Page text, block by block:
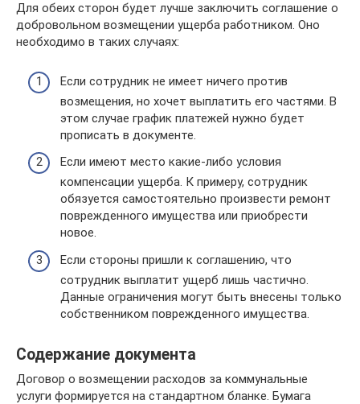
Для обеих сторон будет лучше заключить соглашение о
добровольном возмещении ущерба работником. Оно
необходимо в таких случаях:
Если сотрудник не имеет ничего против
возмещения, но хочет выплатить его частями. В
этом случае график платежей нужно будет
прописать в документе.
Если имеют место какие-либо условия
компенсации ущерба. К примеру, сотрудник
обязуется самостоятельно произвести ремонт
поврежденного имущества или приобрести
новое.
Если стороны пришли к соглашению, что
сотрудник выплатит ущерб лишь частично.
Данные ограничения могут быть внесены только
собственником поврежденного имущества.
Содержание документа
Договор о возмещении расходов за коммунальные
услуги формируется на стандартном бланке. Бумага